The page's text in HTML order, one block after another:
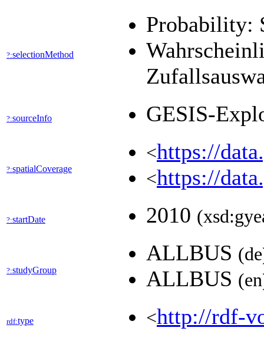
?:selectionMethod
Probability:
?:sourceInfo GESIS-
?:spatialCoverage
<https://
<https://
?:startDate 2010
?:studyGroup
ALLBUS
ALLBUS
rdf:type <http://rdf-